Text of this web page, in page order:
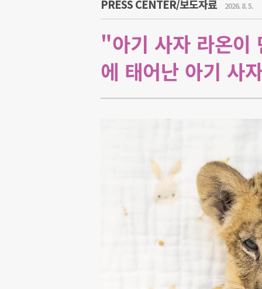
PRESS CENTER/보도자료 2026. 8. 5.
"아기 사자 라온이
에 태어난 아기 사